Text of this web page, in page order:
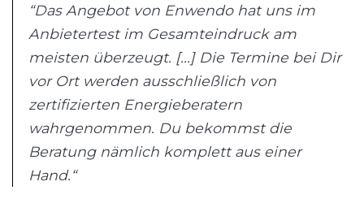
“Das Angebot von Enwendo hat uns im
Anbietertest im Gesamteindruck am
meisten überzeugt. [...] Die Termine bei Dir
vor Ort werden ausschließlich von
zertifizierten Energieberatern
wahrgenommen. Du bekommst die
Beratung nämlich komplett aus einer
Hand.“